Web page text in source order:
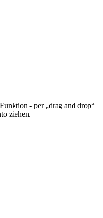
- per „drag and drop“
ziehen.